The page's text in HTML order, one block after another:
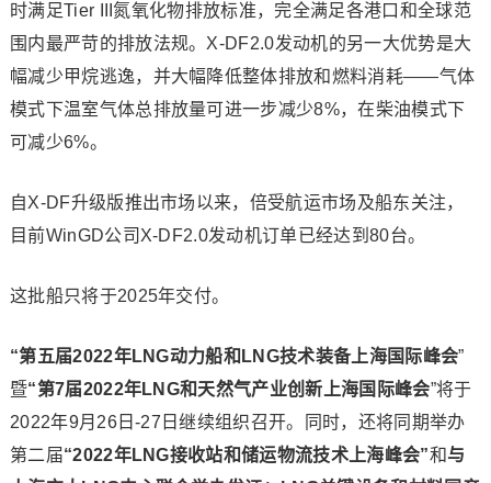
时满足Tier III氮氧化物排放标准，完全满足各港口和全球范
围内最严苛的排放法规。X-DF2.0发动机的另一大优势是大
幅减少甲烷逃逸，并大幅降低整体排放和燃料消耗——气体
模式下温室气体总排放量可进一步减少8%，在柴油模式下
可减少6%。
自X-DF升级版推出市场以来，倍受航运市场及船东关注，
目前WinGD公司X-DF2.0发动机订单已经达到80台。
这批船只将于2025年交付。
“第五届2022年LNG动力船和LNG技术装备上海国际峰会”
暨“第7届2022年LNG和天然气产业创新上海国际峰会”将于
2022年9月26日-27日继续组织召开。同时，还将同期举办
第二届“2022年LNG接收站和储运物流技术上海峰会”和与